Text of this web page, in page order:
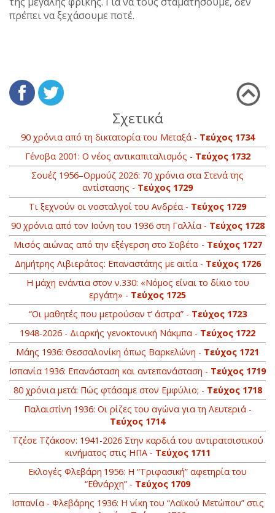
πρέπει να ξεχάσουμε ποτέ.
Σχετικά
90 χρόνια από τη δικτατορία του Μεταξά - Τεύχος 1734
Γένοβα 2001: Ο νέος αντικαπιταλισμός - Τεύχος 1732
Σουέζ 1956–Ορμούζ 2026: 70 χρόνια στα Στενά της
αντίστασης - Τεύχος 1729
Τι ξεχνούν οι νοσταλγοί του Ανδρέα - Τεύχος 1729
90 χρόνια από τον Ιούνη του 1936 στη Γαλλία - Τεύχος 1728
Mισός αιώνας από την εξέγερση στο Σοβέτο - Τεύχος 1727
Δημήτρης Λιβιεράτος: Επαναστάτης με αιτία - Τεύχος 1726
Η μάχη ενάντια στον ν.330: «Νόμος είναι το δίκιο του
εργάτη» - Τεύχος 1725
“Οι μαθητές που μετρούσαν τ’ άστρα” - Τεύχος 1723
1948-2026 - Διαρκής γενοκτονική Νάκμπα - Τεύχος 1722
Μάης 1936: Θεσσαλονίκη όπως Βαρκελώνη - Τεύχος 1721
Ισπανία 1936: Επανάσταση και αντεπανάσταση - Τεύχος 1719
80 χρόνια μετά: Πώς φτάσαμε στον Εμφύλιo; - Τεύχος 1718
Παλαιστίνη 1936: Οι ρίζες του αγώνα για τη Λευτεριά -
Τεύχος 1714
Τζέσε Τζάκσον: 1941-2026 Στην καρδιά του αντιρατσιστικού
κινήματος στις ΗΠΑ - Τεύχος 1711
Εκλογές Φλεβάρη 1956: Η “Τριφασική” αφετηρία του
“Εθνάρχη” - Τεύχος 1709
Ισπανία - Φλεβάρης 1936: Η νίκη του “Λαϊκού Μετώπου” στις